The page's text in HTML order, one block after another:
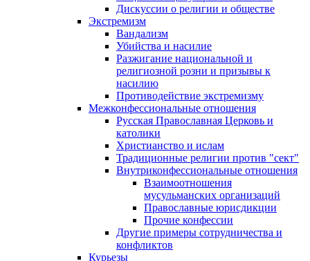
Дискуссии о религии и обществе
Экстремизм
Вандализм
Убийства и насилие
Разжигание национальной и
религиозной розни и призывы к
насилию
Противодействие экстремизму
Межконфессиональные отношения
Русская Православная Церковь и
католики
Христианство и ислам
Традиционные религии против "сект"
Внутриконфессиональные отношения
Взаимоотношения
мусульманских организаций
Православные юрисдикции
Прочие конфессии
Другие примеры сотрудничества и
конфликтов
Курьезы